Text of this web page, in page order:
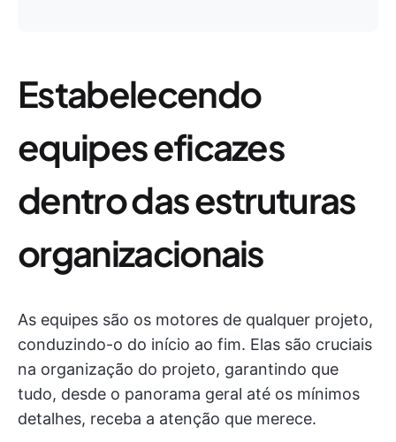
Estabelecendo
equipes eficazes
dentro das estruturas
organizacionais
As equipes são os motores de qualquer projeto,
conduzindo-o do início ao fim. Elas são cruciais
na organização do projeto, garantindo que
tudo, desde o panorama geral até os mínimos
detalhes, receba a atenção que merece.